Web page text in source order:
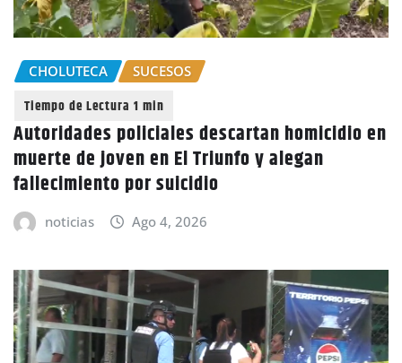
CHOLUTECA SUCESOS
Autoridades policiales descartan homicidio en
muerte de joven en El Triunfo y alegan
fallecimiento por suicidio
noticias Ago 4, 2026